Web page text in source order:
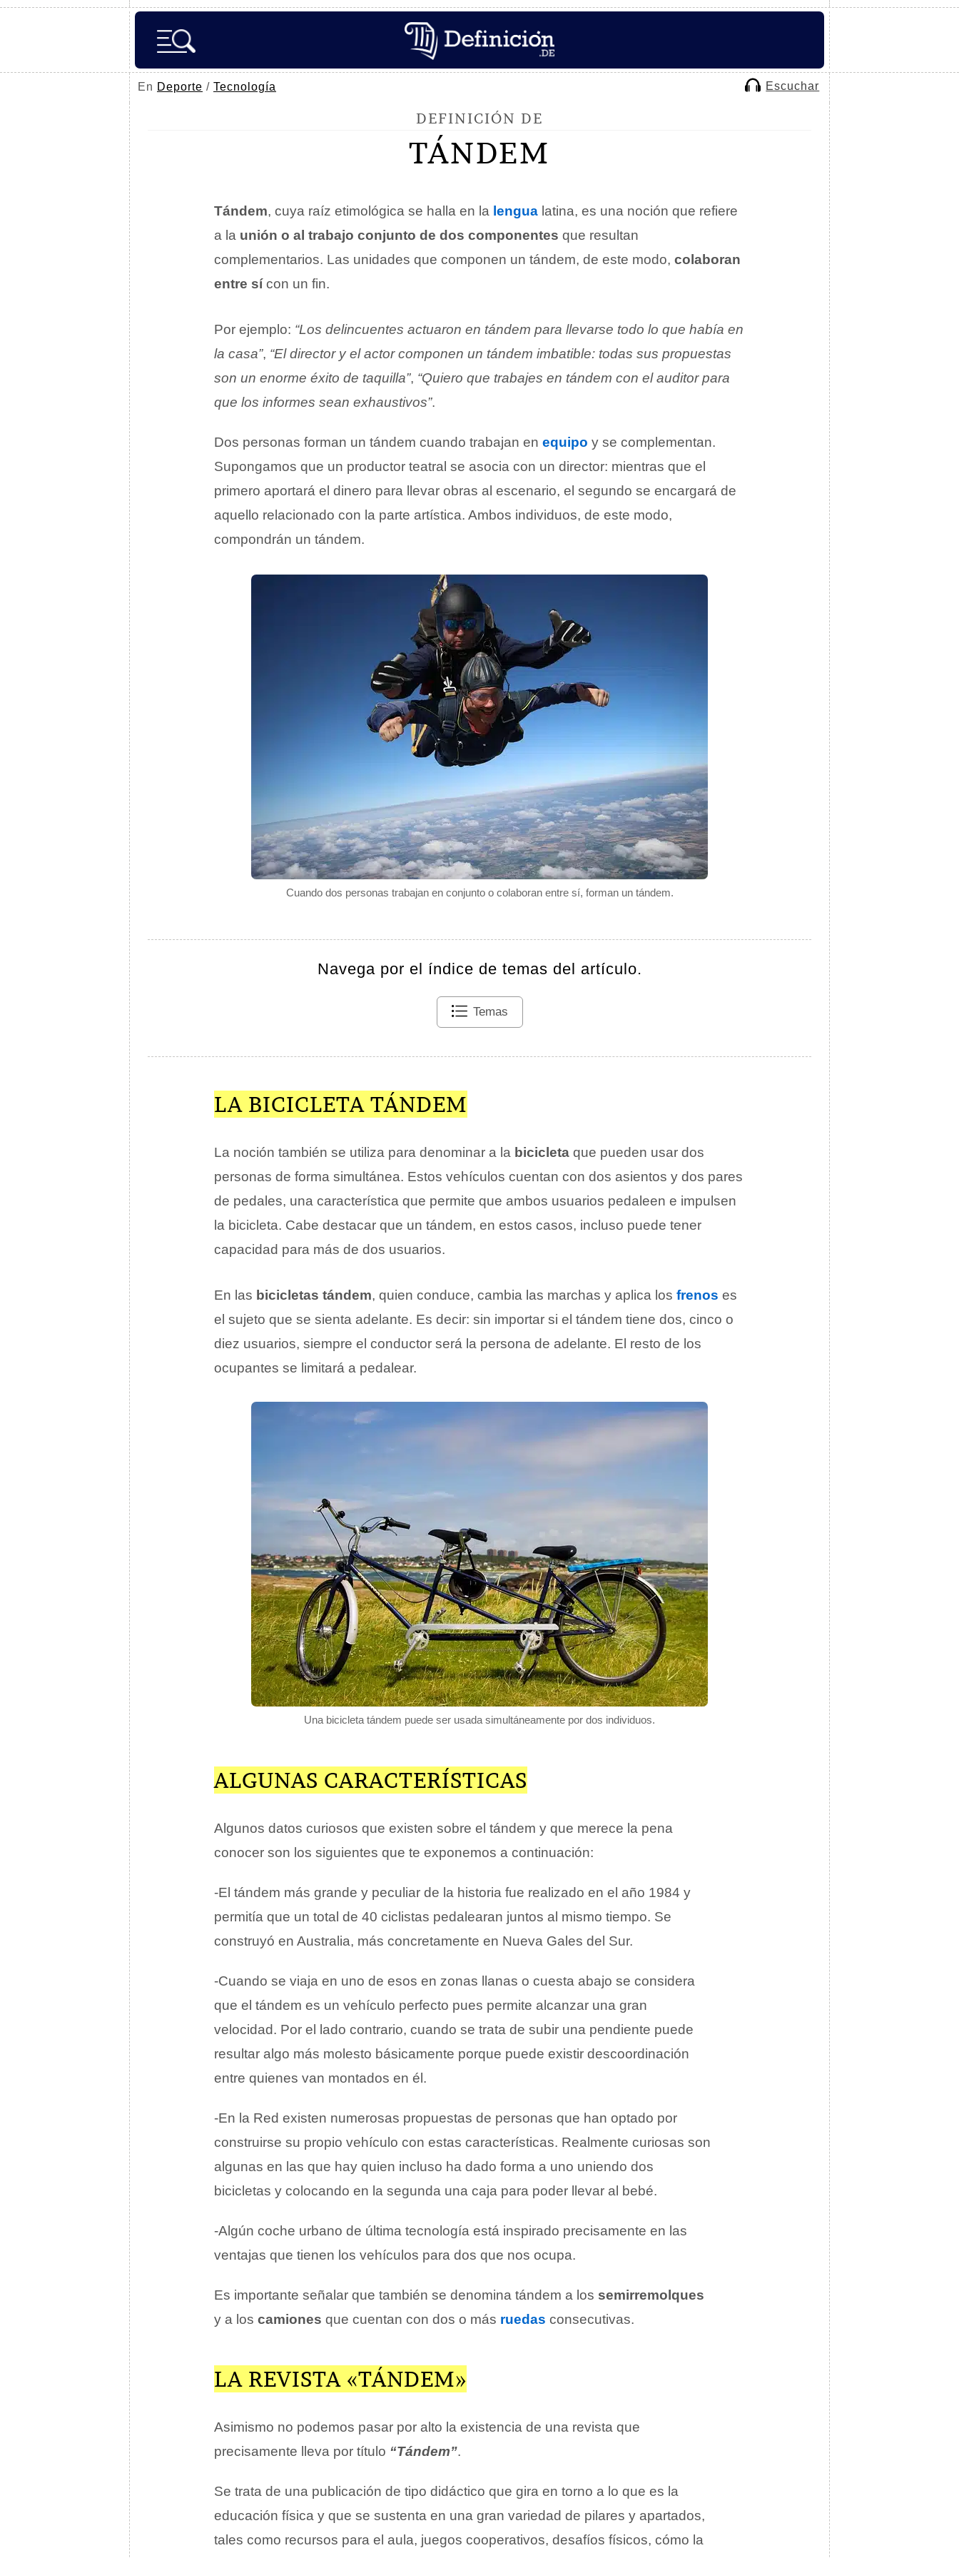
En Deporte / Tecnología Escuchar
DEFINICIÓN DE
TÁNDEM
Cuando dos personas trabajan en conjunto o colaboran entre sí, forman un tándem.
Tándem, cuya raíz etimológica se halla en la lengua latina, es una noción que refiere
a la unión o al trabajo conjunto de dos componentes que resultan
complementarios. Las unidades que componen un tándem, de este modo, colaboran
entre sícon un fin.
Por ejemplo: “Los delincuentes actuaron en tándem para llevarse todo lo que había en
la casa”, “El director y el actor componen un tándem imbatible: todas sus propuestas
son un enorme éxito de taquilla”, “Quiero que trabajes en tándem con el auditor para
que los informes sean exhaustivos”.
Dos personas forman un tándem cuando trabajan en equipo y se complementan.
Supongamos que un productor teatral se asocia con un director: mientras que el
primero aportará el dinero para llevar obras al escenario, el segundo se encargará de
aquello relacionado con la parte artística. Ambos individuos, de este modo,
compondrán un tándem.
Navega por el índice de temas del artículo.
Temas
LA BICICLETA TÁNDEM
La noción también se utiliza para denominar a la bicicleta que pueden usar dos
personas de forma simultánea. Estos vehículos cuentan con dos asientos y dos pares
de pedales, una característica que permite que ambos usuarios pedaleen e impulsen
la bicicleta. Cabe destacar que un tándem, en estos casos, incluso puede tener
capacidad para más de dos usuarios.
En las bicicletas tándem, quien conduce, cambia las marchas y aplica los frenos es
el sujeto que se sienta adelante. Es decir: sin importar si el tándem tiene dos, cinco o
diez usuarios, siempre el conductor será la persona de adelante. El resto de los
ocupantes se limitará a pedalear.
Una bicicleta tándem puede ser usada simultáneamente por dos individuos.
ALGUNAS CARACTERÍSTICAS
Algunos datos curiosos que existen sobre el tándem y que merece la pena
conocer son los siguientes que te exponemos a continuación:
-El tándem más grande y peculiar de la historia fue realizado en el año 1984 y
permitía que un total de 40 ciclistas pedalearan juntos al mismo tiempo. Se
construyó en Australia, más concretamente en Nueva Gales del Sur.
-Cuando se viaja en uno de esos en zonas llanas o cuesta abajo se considera
que el tándem es un vehículo perfecto pues permite alcanzar una gran
velocidad. Por el lado contrario, cuando se trata de subir una pendiente puede
resultar algo más molesto básicamente porque puede existir descoordinación
entre quienes van montados en él.
-En la Red existen numerosas propuestas de personas que han optado por
construirse su propio vehículo con estas características. Realmente curiosas son
algunas en las que hay quien incluso ha dado forma a uno uniendo dos
bicicletas y colocando en la segunda una caja para poder llevar al bebé.
-Algún coche urbano de última tecnología está inspirado precisamente en las
ventajas que tienen los vehículos para dos que nos ocupa.
Es importante señalar que también se denomina tándem a los semirremolques
y a los camiones que cuentan con dos o más ruedas consecutivas.
LA REVISTA «TÁNDEM»
Asimismo no podemos pasar por alto la existencia de una revista que
precisamente lleva por título “Tándem”.
Se trata de una publicación de tipo didáctico que gira en torno a lo que es la
educación física y que se sustenta en una gran variedad de pilares y apartados,
tales como recursos para el aula, juegos cooperativos, desafíos físicos, cómo la